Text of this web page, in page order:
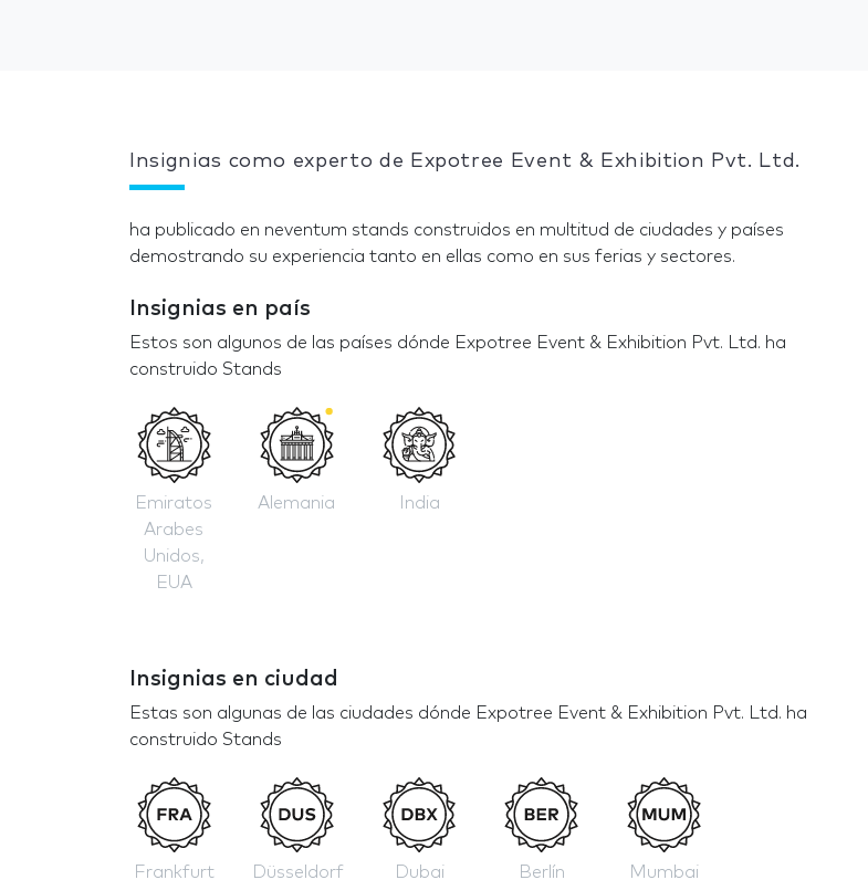
Insignias como experto de Expotree Event & Exhibition Pvt. Ltd.
ha publicado en neventum stands construidos en multitud de ciudades y países
demostrando su experiencia tanto en ellas como en sus ferias y sectores.
Insignias en país
Estos son algunos de las países dónde Expotree Event & Exhibition Pvt. Ltd. ha
construido Stands
Emiratos
Arabes
Unidos,
EUA
Alemania India
Insignias en ciudad
Estas son algunas de las ciudades dónde Expotree Event & Exhibition Pvt. Ltd. ha
construido Stands
Frankfurt Düsseldorf Dubai Berlín Mumbai